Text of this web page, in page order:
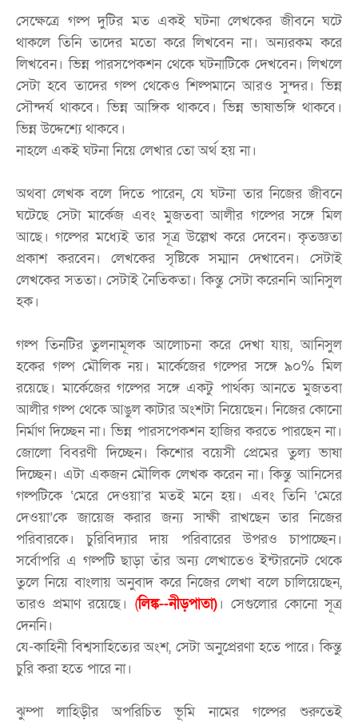
সেক্ষেত্রে গল্প দুটির মত একই ঘটনা লেখকের জীবনে ঘটে
থাকলে তিনি তাদের মতো করে লিখবেন না। অন্যরকম করে
লিখবেন। ভিন্ন পারসপেকশন থেকে ঘটনাটিকে দেখবেন। লিখলে
সেটা হবে তাদের গল্প থেকেও শিল্পমানে আরও সুন্দর। ভিন্ন
সৌন্দর্য থাকবে। ভিন্ন আঙ্গিক থাকবে। ভিন্ন ভাষাভঙ্গি থাকবে।
ভিন্ন উদ্দেশ্যে থাকবে।
নাহলে একই ঘটনা নিয়ে লেখার তো অর্থ হয় না।
অথবা লেখক বলে দিতে পারেন, যে ঘটনা তার নিজের জীবনে
ঘটেছে সেটা মার্কেজ এবং মুজতবা আলীর গল্পের সঙ্গে মিল
আছে। গল্পের মধ্যেই তার সূত্র উল্লেখ করে দেবেন। কৃতজ্ঞতা
প্রকাশ করবেন। লেখকের সৃষ্টিকে সম্মান দেখাবেন। সেটাই
লেখকের সততা। সেটাই নৈতিকতা। কিন্তু সেটা করেননি আনিসুল
হক।
গল্প তিনটির তুলনামূলক আলোচনা করে দেখা যায়, আনিসুল
হকের গল্প মৌলিক নয়। মার্কেজের গল্পের সঙ্গে ৯০% মিল
রয়েছে। মার্কেজের গল্পের সঙ্গে একটু পার্থক্য আনতে মুজতবা
আলীর গল্প থেকে আঙুল কাটার অংশটা নিয়েছেন। নিজের কোনো
নির্মাণ দিচ্ছেন না। ভিন্ন পারসপেকশন হাজির করতে পারছেন না।
জোলো বিবরণী দিচ্ছেন। কিশোর বয়েসী প্রেমের তুল্য ভাষা
দিচ্ছেন। এটা একজন মৌলিক লেখক করেন না। কিন্তু আনিসের
গল্পটিকে ‘মেরে দেওয়া’র মতই মনে হয়। এবং তিনি ‘মেরে
দেওয়া’কে জায়েজ করার জন্য সাক্ষী রাখছেন তার নিজের
পরিবারকে। চুরিবিদ্যার দায় পরিবারের উপরও চাপাচ্ছেন।
সর্বোপরি এ গল্পটি ছাড়া তাঁর অন্য লেখাতেও ইন্টারনেট থেকে
তুলে নিয়ে বাংলায় অনুবাদ করে নিজের লেখা বলে চালিয়েছেন,
তারও প্রমাণ রয়েছে। (লিঙ্ক--নীড়পাতা)। সেগুলোর কোনো সূত্র
দেননি।
যে-কাহিনী বিশ্বসাহিত্যের অংশ, সেটা অনুপ্রেরণা হতে পারে। কিন্তু
চুরি করা হতে পারে না।
ঝুম্পা লাহিড়ীর অপরিচিত ভূমি নামের গল্পের শুরুতেই